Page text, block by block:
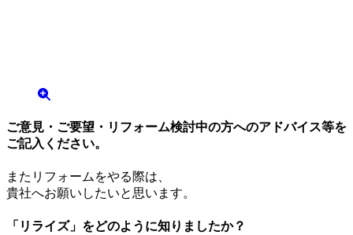
ご意見・ご要望・リフォーム検討中の方へのアドバイス等を
ご記入ください。
またリフォームをやる際は、
貴社へお願いしたいと思います。
「リライズ」をどのように知りましたか？